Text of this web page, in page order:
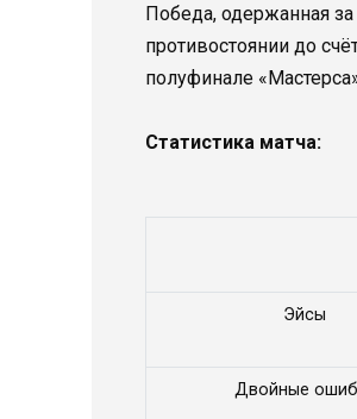
Победа, одержанная
противостоянии до
полуфинале
Статистика матча:
Эйсы
Двойные